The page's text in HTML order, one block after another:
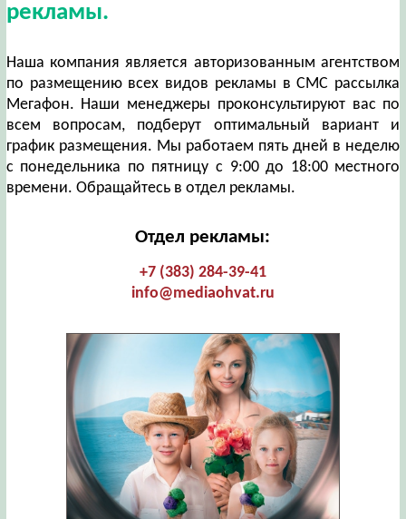
рекламы.
Наша компания является авторизованным агентством
по размещению всех видов рекламы в СМС рассылка
Мегафон. Наши менеджеры проконсультируют вас по
всем вопросам, подберут оптимальный вариант и
график размещения. Мы работаем пять дней в неделю
с понедельника по пятницу с 9:00 до 18:00 местного
времени. Обращайтесь в отдел рекламы.
Отдел рекламы:
+7 (383) 284-39-41
info@mediaohvat.ru